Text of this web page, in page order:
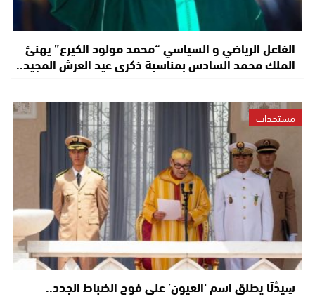
الفاعل الرياضي و السياسي “محمد مولود الكيرع” يهنئ
الملك محمد السادس بمناسبة ذكرى عيد العرش المجيد..
مستجدات
سِيدْنَا يطلق اسم ‘العيون’ على فوج الضباط الجدد..